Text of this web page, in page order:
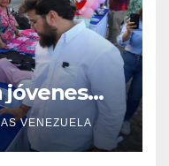
jóvenes
VENEZUELA